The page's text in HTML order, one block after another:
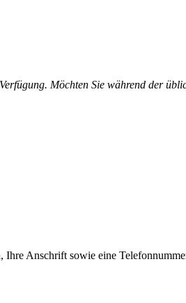
Möchten Sie während der
Anschrift sowie eine